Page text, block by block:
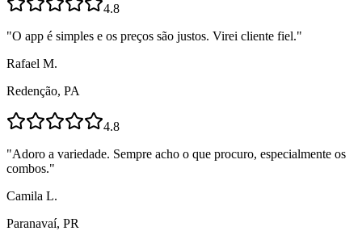
4.8
"O app é simples e os preços são justos. Virei cliente fiel."
Rafael M.
Redenção, PA
4.8
"Adoro a variedade. Sempre acho o que procuro, especialmente os
combos."
Camila L.
Paranavaí, PR